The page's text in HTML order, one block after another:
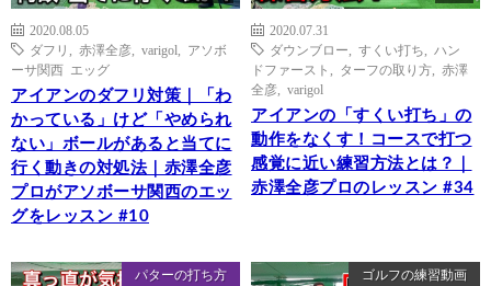
2020.08.05
ダフリ
赤澤全彦 varigol
アソボ
ーサ関西 エッグ
アイアンのダフリ対策｜「わ
かっている」けど「やめられ
ない」ボールがあると当てに
行く動きの対処法｜赤澤全彦
プロがアソボーサ関西のエッ
グをレッスン #10
2020.07.31
ダウンブロー
すくい打ち
ハン
ドファースト
ターフの取り方
赤澤
全彦
varigol
アイアンの「すくい打ち」の
動作をなくす！コースで打つ
感覚に近い練習方法とは？｜
赤澤全彦プロのレッスン #34
パターの打ち方 ゴルフの練習動画